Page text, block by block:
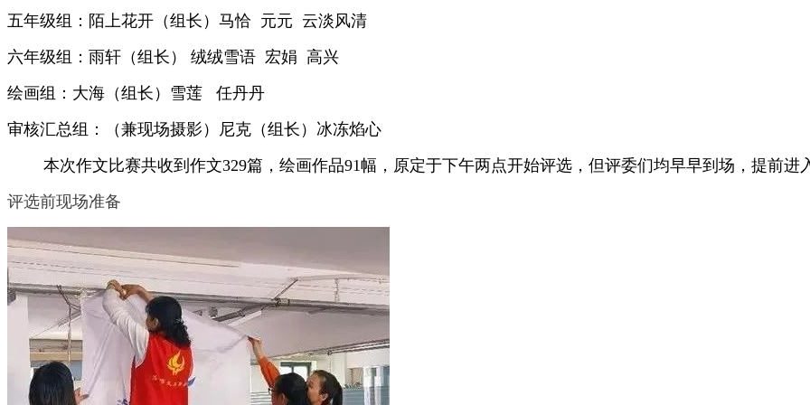
五年级组：陌上花开（组长）马恰 元元 云淡风清
六年级组：雨轩（组长） 绒绒雪语 宏娟 高兴
绘画组：大海（组长）雪莲 任丹丹
审核汇总组：（兼现场摄影）尼克（组长）冰冻焰心
本次作文比赛共收到作文329篇，绘画作品91幅，原定于下午两点开始评选，但评委们均早早到场，提前进
评选前现场准备